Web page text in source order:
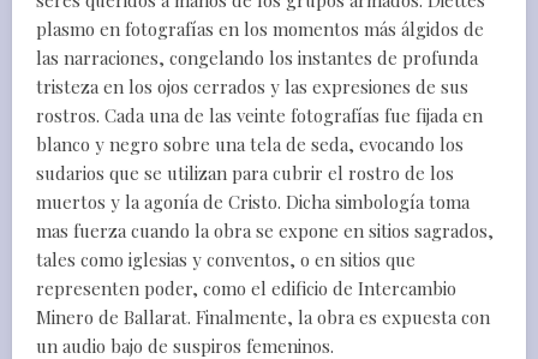
plasmo en fotografías en los momentos más álgidos de
las narraciones, congelando los instantes de profunda
tristeza en los ojos cerrados y las expresiones de sus
rostros. Cada una de las veinte fotografías fue fijada en
blanco y negro sobre una tela de seda, evocando los
sudarios que se utilizan para cubrir el rostro de los
muertos y la agonía de Cristo. Dicha simbología toma
mas fuerza cuando la obra se expone en sitios sagrados,
tales como iglesias y conventos, o en sitios que
representen poder, como el edificio de Intercambio
Minero de Ballarat. Finalmente, la obra es expuesta con
un audio bajo de suspiros femeninos.